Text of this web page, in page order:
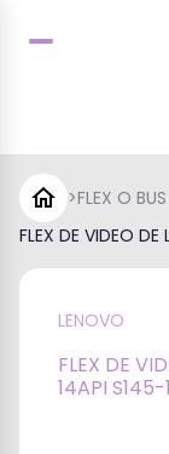
>FLEX O
FLEX DE VIDEO
LENOVO
FLEX DE
14API